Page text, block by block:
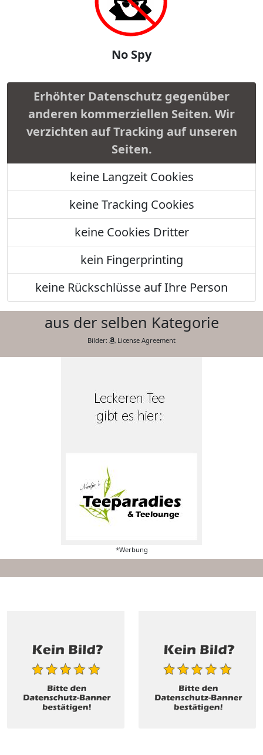
No Spy
Erhöhter Datenschutz gegenüber
anderen kommerziellen Seiten. Wir
verzichten auf Tracking auf unseren
Seiten.
keine Langzeit Cookies
keine Tracking Cookies
keine Cookies Dritter
kein Fingerprinting
keine Rückschlüsse auf Ihre Person
aus der selben Kategorie
Bilder: License Agreement
*Werbung